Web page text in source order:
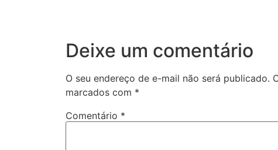
Deixe um comentário
O seu endereço de e-mail não será publicado.
marcados com *
Comentário *